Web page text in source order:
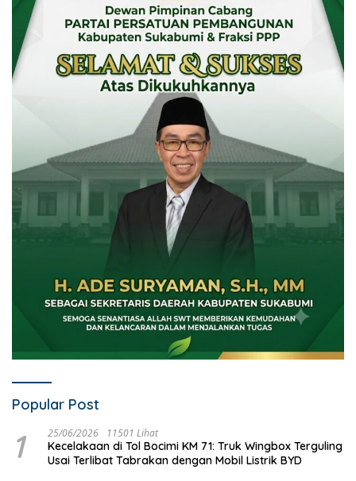
Popular Post
1 25/06/2026 11501 Lihat
Kecelakaan di Tol Bocimi KM 71: Truk Wingbox Terguling
Usai Terlibat Tabrakan dengan Mobil Listrik BYD